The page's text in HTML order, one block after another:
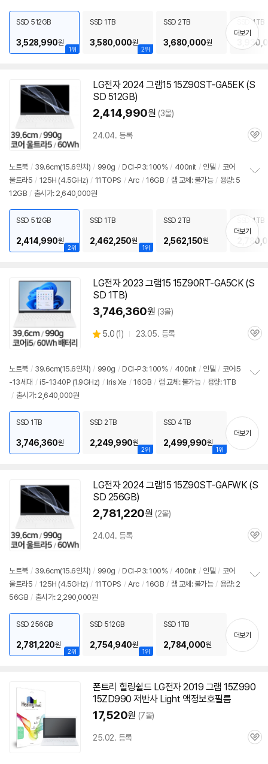
치
기
1위
SSD 512GB
3,528,990원
2위
SSD 1TB
3,580,000원
SSD 2TB
3,680,000원
SSD 4TB
더보기
LG전자 2024 그램15 15Z90ST-GA5EK (S
SD 512GB)
2,414,990원 (3몰)
24.04. 등록
관
노트북 / 39.6cm(15.6인치) / 990g / DCI-P3: 100% / 400nit / 인텔 / 코어
울트라5 / 125H (4.5GHz) / 11TOPS / Arc / 16GB / 램 교체: 불가능 / 용량: 5
12GB / 출시가: 2,640,000원
치
기
2위
SSD 512GB
2,414,990원
1위
SSD 1TB
2,462,250원
SSD 2TB
2,562,150원
SSD 4TB
더보기
LG전자 2023 그램15 15Z90RT-GA5CK (S
SD 1TB)
3,746,360원 (3몰)
별
5.0 (상
뷰
1) 23.05. 등록
관
노트북 / 39.6cm(15.6인치) / 990g / DCI-P3: 100% / 400nit / 인텔 / 코어i5
-13세대 / i5-1340P (1.9GHz) / Iris Xe / 16GB / 램 교체: 불가능 / 용량: 1TB
/ 출시가: 2,640,000원
기
SSD 1TB
3,746,360원
2위
SSD 2TB
2,249,990원
1위
SSD 4TB
2,499,990원
더보기
LG전자 2024 그램15 15Z90ST-GAFWK (S
SD 256GB)
2,781,220원 (2몰)
24.04. 등록
관
노트북 / 39.6cm(15.6인치) / 990g / DCI-P3: 100% / 400nit / 인텔 / 코어
울트라5 / 125H (4.5GHz) / 11TOPS / Arc / 16GB / 램 교체: 불가능 / 용량: 2
56GB / 출시가: 2,290,000원
기
2위
SSD 256GB
2,781,220원
1위
SSD 512GB
2,754,940원
SSD 1TB
2,784,000원
더보기
폰트리 힐링쉴드 LG전자 2019 그램 15Z990
15ZD990 저반사 Light 액정보호필름
17,520원 (7몰)
25.02. 등록
관